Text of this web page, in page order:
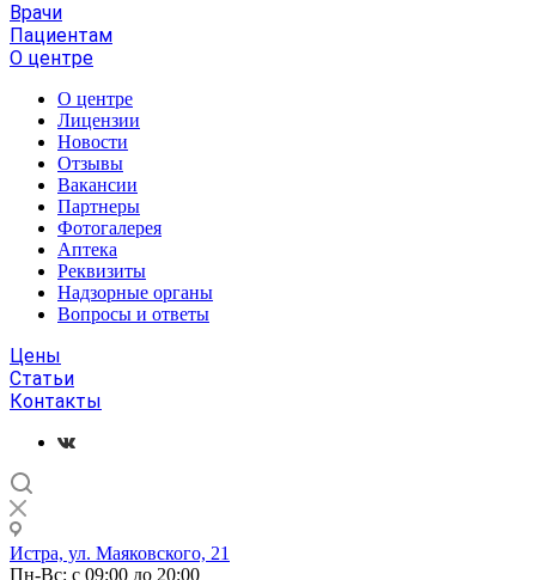
Врачи
Пациентам
О центре
О центре
Лицензии
Новости
Отзывы
Вакансии
Партнеры
Фотогалерея
Аптека
Реквизиты
Надзорные органы
Вопросы и ответы
Цены
Статьи
Контакты
Истра, ул. Маяковского, 21
Пн-Вс: с 09:00 до 20:00